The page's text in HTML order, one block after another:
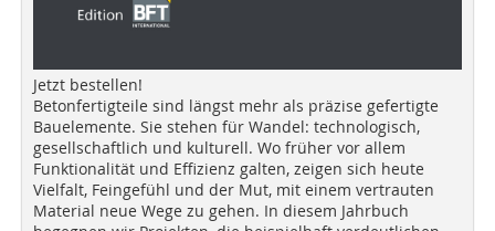
Jetzt bestellen!
Betonfertigteile sind längst mehr als präzise gefertigte
Bauelemente. Sie stehen für Wandel: technologisch,
gesellschaftlich und kulturell. Wo früher vor allem
Funktionalität und Effizienz galten, zeigen sich heute
Vielfalt, Feingefühl und der Mut, mit einem vertrauten
Material neue Wege zu gehen. In diesem Jahrbuch